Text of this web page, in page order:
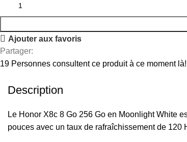
Ajouter aux favoris
Partager:
19 Personnes consultent ce produit à ce moment là!
Description
Le Honor X8c 8 Go 256 Go en Moonlight White
pouces avec un taux de rafraîchissement de 120